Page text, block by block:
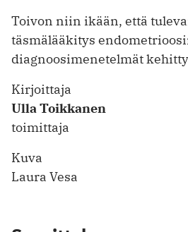
Toivon niin ikään, että
täsmälääkitys
diagnoosimenetelmät
Kirjoittaja
Ulla Toikkanen
toimittaja
Kuva
Laura Vesa